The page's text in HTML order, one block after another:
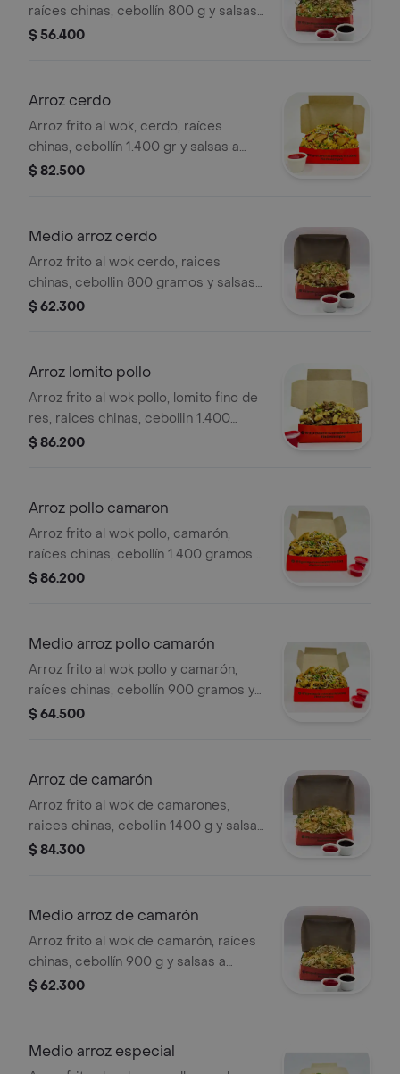
raíces chinas, cebollín 800 g y salsas
a elección.
$ 56.400
Arroz cerdo
Arroz frito al wok, cerdo, raíces
chinas, cebollín 1.400 gr y salsas a
eleccion
$ 82.500
Medio arroz cerdo
Arroz frito al wok cerdo, raices
chinas, cebollin 800 gramos y salsas
a eleccion
$ 62.300
Arroz lomito pollo
Arroz frito al wok pollo, lomito fino de
res, raices chinas, cebollin 1.400
gramos y salsas a eleccion
$ 86.200
Arroz pollo camaron
Arroz frito al wok pollo, camarón,
raíces chinas, cebollín 1.400 gramos y
salsas a elección
$ 86.200
Medio arroz pollo camarón
Arroz frito al wok pollo y camarón,
raíces chinas, cebollín 900 gramos y
salsas a elección
$ 64.500
Arroz de camarón
Arroz frito al wok de camarones,
raices chinas, cebollin 1400 g y salsas
a elección.
$ 84.300
Medio arroz de camarón
Arroz frito al wok de camarón, raíces
chinas, cebollín 900 g y salsas a
elección.
$ 62.300
Medio arroz especial